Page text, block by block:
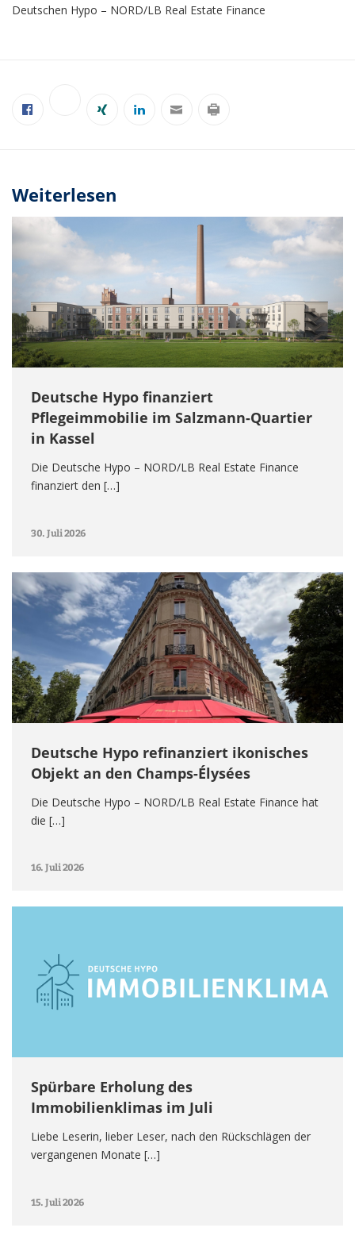
Deutschen Hypo – NORD/LB Real Estate Finance
Weiterlesen
Deutsche Hypo finanziert
Pflegeimmobilie im Salzmann-Quartier
in Kassel
Die Deutsche Hypo – NORD/LB Real Estate Finance
finanziert den […]
30. Juli 2026
Deutsche Hypo refinanziert ikonisches
Objekt an den Champs-Élysées
Die Deutsche Hypo – NORD/LB Real Estate Finance hat
die […]
16. Juli 2026
Spürbare Erholung des
Immobilienklimas im Juli
Liebe Leserin, lieber Leser, nach den Rückschlägen der
vergangenen Monate […]
15. Juli 2026